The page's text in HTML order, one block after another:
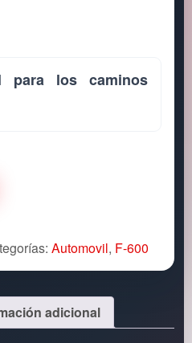
para los caminos
Automovil, F-600
adicional